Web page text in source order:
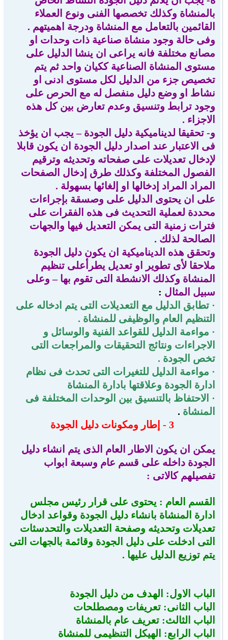
بالمنشاة وكذلك تخصصها الفنى ونوع العملاء
القائمين بالتعامل مع المنشاة ودرجة اهميتهم .
وفى حالة وجود منشاة صناعية ذات وحدات او
مصانع مختلفة فانه يراعى ان ينشا الدليل على
مستوى المنشاة الصناعية ككيان واحد ثم يتم
تخصيص جزء من الدليل لكل مستوى ادنى او
نشاط او وضع دليل منفصل له مع الحرص على
وجود ترابط وتنسيق وعدم تعارض بين كل هذه
الاجزاء .
و- تحقيقا لديناميكية دليل الجودة – يجب ان يؤخذ
فى الاعتبار عند اصدار دليل الجودة ان يكون قابلا
لإدخال تعديلات على صفحاته وتحديثه وترقيم
الفصول المختلفة وكذلك طرق إدخال الصفحات
المراد المراد إدخالها او إلغائها بسهولة .
على ان يحتوى الدليل على وصسقة بإجراءات
محددة لعملية التحديث فى هذه الفقرات على
فترات زمنية التى يمكن التعديل فيها والجهات
الصالحة لذلك .
وتحقق هذه الديناميكية ان يكون دليل الجودة
ملاحقا لأى تطوير او تعديل يطرأعلى تنظيم
المنشاة وكذلك الانشطة التى تقوم بها – وعلى
سبيل المثال :
· تطابق الدليل مع التعديلات التى يتم ادخاله على
التنظيم العام والوظيفى للمنشاة .
· مواءمة الدليل للقواعد الفنية والوسائل و
الاجراءات ونتائج التحقيقات والمراجعات التى
تخص الجودة .
· مواءمة الدليل للتغيرات التى تحدث فى نظام
ادارة الجودة وعلاقتها بادارة المنشاة
· الاحتفاظ بالتنسيق بين الوحدات المختلفة فى
المنشاة .
3 -
إطار ومكونات دليل الجودة
يمكن ان يكون الاطار العام الذى يتم انشاء دليل
الجودة داخله على قسم عام وسبعة ابواب
تفصيلهم كالاتى :
القسم العام : يحتوى على قرار رئيس مجلس
ادارة المنشاة بانشاء دليل الجودة وقواعد ادخال
تعديلات وتحديثه وصفحة التعديلات والتحدسثات
التى ادخلت على دليل الجودة وقائمة بالجهات التى
يتم توزيع الدليل عليها .
الباب الاول: الهدف من دليل الجودة
الباب الثانى: تعريفات ومصطلحات
الباب الثالث: تعريف عام بالمنشاة
الباب الرابع: الهيكل التنظيمى للمنشاة